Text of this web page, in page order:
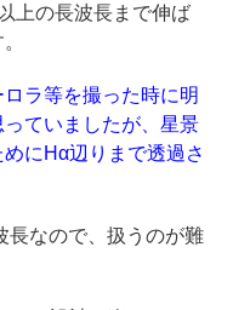
上の長波長まで伸ば
ラ等を撮った時に明
ていましたが、星景
にHα辺りまで透過さ
長なので、扱うのが難